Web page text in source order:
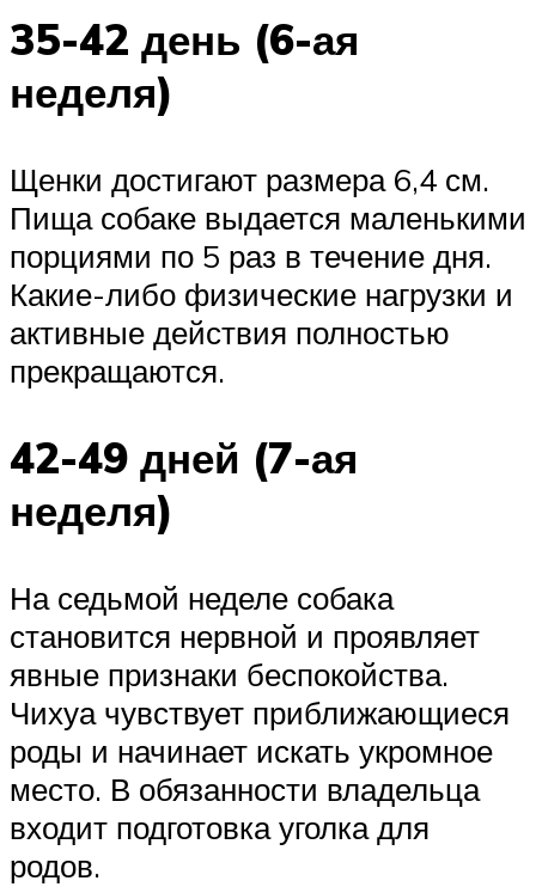
35-42 день (6-ая
неделя)
Щенки достигают размера 6,4 см.
Пища собаке выдается маленькими
порциями по 5 раз в течение дня.
Какие-либо физические нагрузки и
активные действия полностью
прекращаются.
42-49 дней (7-ая
неделя)
На седьмой неделе собака
становится нервной и проявляет
явные признаки беспокойства.
Чихуа чувствует приближающиеся
роды и начинает искать укромное
место. В обязанности владельца
входит подготовка уголка для
родов.